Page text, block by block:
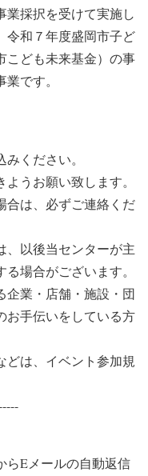
業採択を受けて実施し
令和７年度盛岡市子ど
こども未来基金）の事
です。
ください。
うお願い致します。
合は、必ずご連絡くだ
、以後当センターが主
場合がございます。
企業・店舗・施設・団
お手伝いをしている方
どは、イベント参加規
らEメールの自動返信